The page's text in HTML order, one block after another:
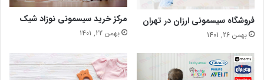
فروشگاه سیسمونی ارزان در تهران
بهمن 26, 1401
مرکز خرید سیسمونی نوزاد شیک
بهمن 22, 1401